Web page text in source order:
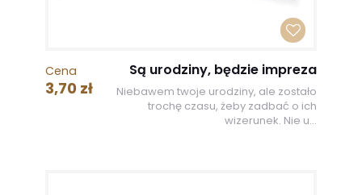
Cena
3,70 zł
Są urodziny, będzie impreza
Niebawem twoje urodziny, ale zostało
trochę czasu, żeby zadbać o ich
wizerunek. Nie u...